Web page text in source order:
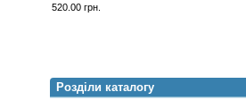
520.00 грн.
Розділи каталогу